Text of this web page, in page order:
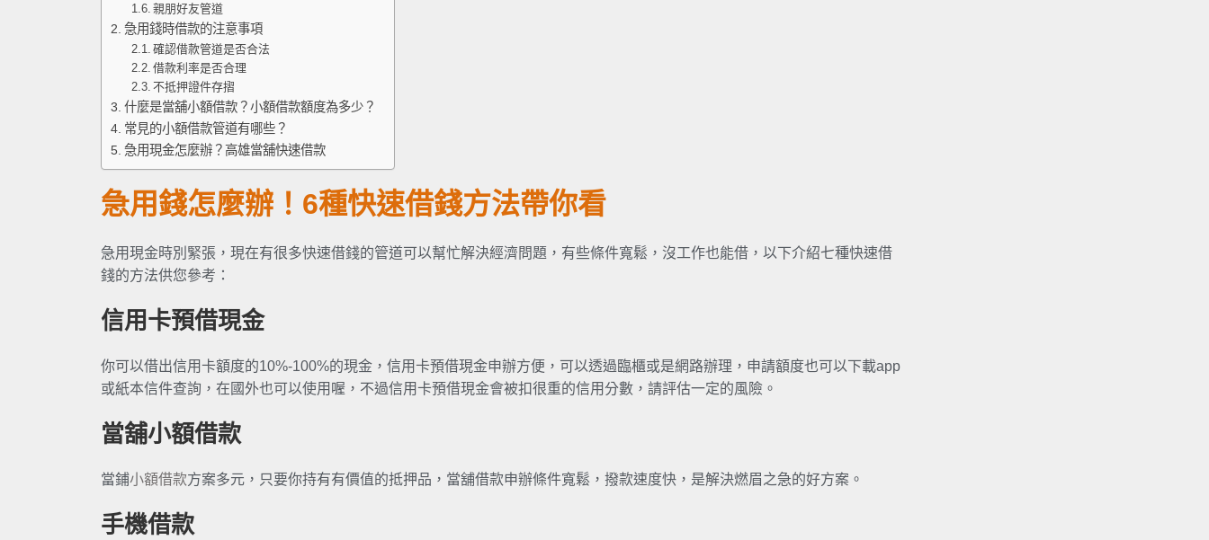
親朋好友管道
急用錢時借款的注意事項
確認借款管道是否合法
借款利率是否合理
不抵押證件存摺
什麼是當舖小額借款？小額借款額度為多少？
常見的小額借款管道有哪些？
急用現金怎麼辦？高雄當舖快速借款
急用錢怎麼辦！6種快速借錢方法帶你看
急用現金時別緊張，現在有很多快速借錢的管道可以幫忙解決經濟問題，有些條件寬鬆，沒工作也能借，以下介紹七種快速借
錢的方法供您參考：
信用卡預借現金
你可以借出信用卡額度的10%-100%的現金，信用卡預借現金申辦方便，可以透過臨櫃或是網路辦理，申請額度也可以下載app
或紙本信件查詢，在國外也可以使用喔，不過信用卡預借現金會被扣很重的信用分數，請評估一定的風險。
當舖小額借款
當鋪小額借款方案多元，只要你持有有價值的抵押品，當舖借款申辦條件寬鬆，撥款速度快，是解決燃眉之急的好方案。
手機借款